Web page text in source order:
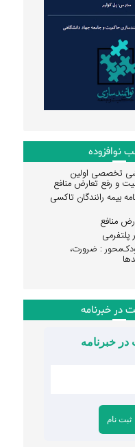
نوافزوده
تخصصی اولین
و رفع تعارض منافع
بیمه رانندگان تاکسی
منافع
پلتفرمی
: ضرورت،
در خبرنامه
خبرنامه